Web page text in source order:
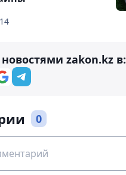
zakon.kz в:
0